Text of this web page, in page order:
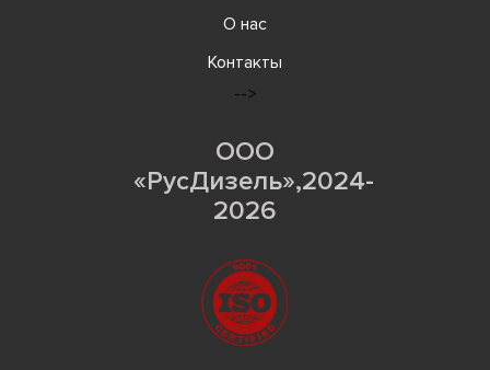
О нас
Контакты
-->
ООО
«РусДизель»,2024-
2026